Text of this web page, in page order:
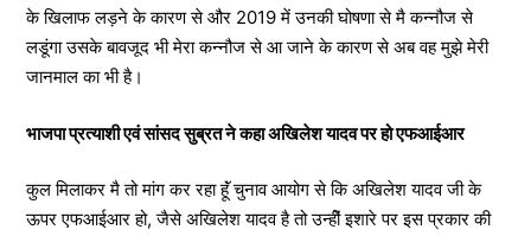
के खिलाफ लड़ने के कारण से और 2019 में उनकी घोषणा से मै कन्नौज से
लडूंगा उसके बावजूद भी मेरा कन्नौज से आ जाने के कारण से अब वह मुझे मेरी
जानमाल का भी है।
भाजपा प्रत्याशी एवं सांसद सुब्रत ने कहा अखिलेश यादव पर हो एफआईआर
कुल मिलाकर मै तो मांग कर रहा हूॅं चुनाव आयोग से कि अखिलेश यादव जी के
ऊपर एफआईआर हो, जैसे अखिलेश यादव है तो उन्हीें इशारे पर इस प्रकार की